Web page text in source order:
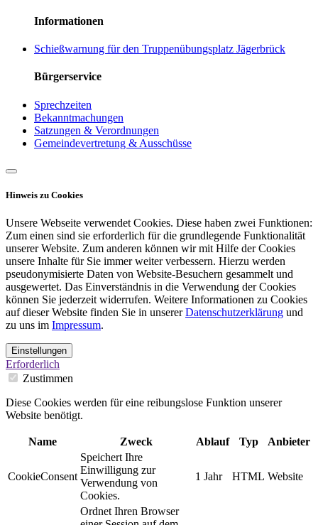
Informationen
Schießwarnung für den Truppenübungsplatz Jägerbrück
Bürgerservice
Sprechzeiten
Bekanntmachungen
Satzungen & Verordnungen
Gemeindevertretung & Ausschüsse
Hinweis zu Cookies
Unsere Webseite verwendet Cookies. Diese haben zwei Funktionen:
Zum einen sind sie erforderlich für die grundlegende Funktionalität
unserer Website. Zum anderen können wir mit Hilfe der Cookies
unsere Inhalte für Sie immer weiter verbessern. Hierzu werden
pseudonymisierte Daten von Website-Besuchern gesammelt und
ausgewertet. Das Einverständnis in die Verwendung der Cookies
können Sie jederzeit widerrufen. Weitere Informationen zu Cookies
auf dieser Website finden Sie in unsererDatenschutzerklärung und
zu uns im Impressum.
Einstellungen
Erforderlich
Zustimmen
Diese Cookies werden für eine reibungslose Funktion unserer
Website benötigt.
Name Zweck Ablauf Typ Anbieter
CookieConsent
Speichert Ihre
Einwilligung zur
Verwendung von
Cookies.
1 Jahr HTML Website
Ordnet Ihren Browser